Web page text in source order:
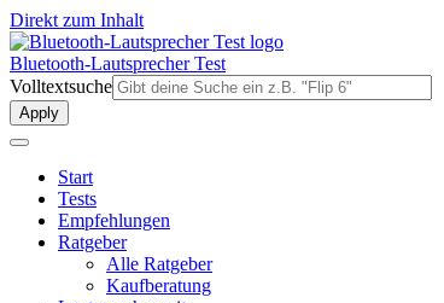
Direkt zum Inhalt
Bluetooth-Lautsprecher Test
Volltextsuche
Start
Tests
Empfehlungen
Ratgeber
Alle Ratgeber
Kaufberatung